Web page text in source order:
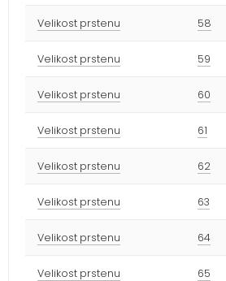
Velikost prstenu 58
Velikost prstenu 59
Velikost prstenu 60
Velikost prstenu 61
Velikost prstenu 62
Velikost prstenu 63
Velikost prstenu 64
Velikost prstenu 65